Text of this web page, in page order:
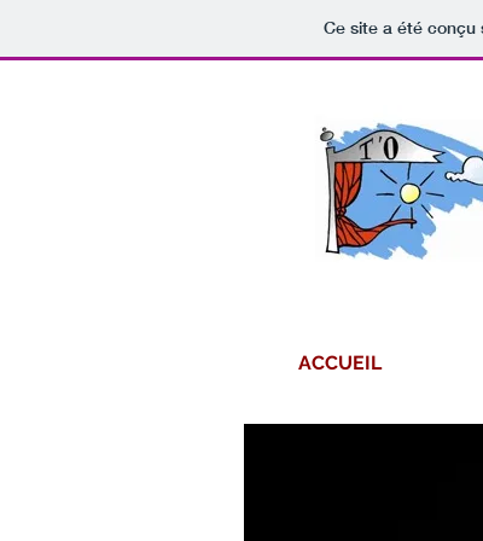
Ce site a été
ACCUEIL